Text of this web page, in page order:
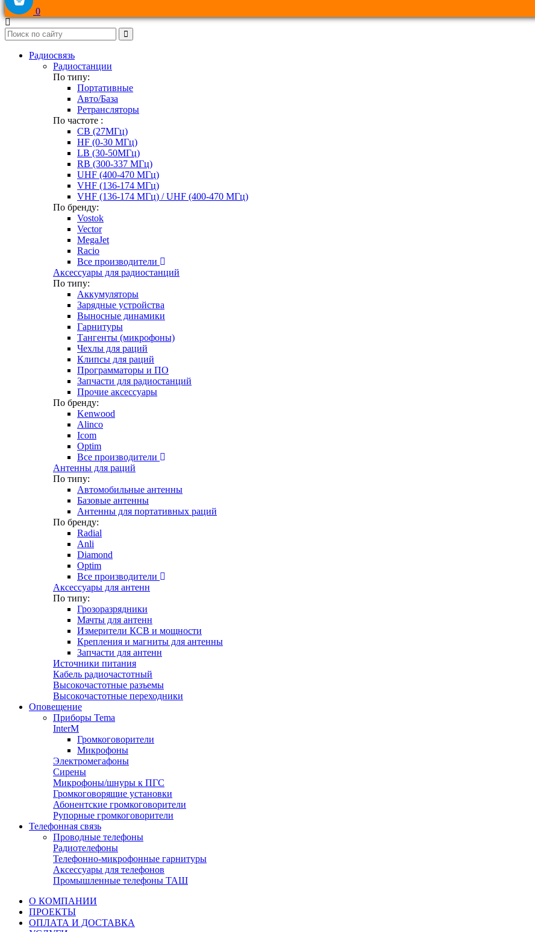
0
Радиосвязь
Радиостанции
По типу:
Портативные
Авто/База
Ретрансляторы
По частоте :
CB (27МГц)
HF (0-30 МГц)
LB (30-50МГц)
RB (300-337 МГц)
UHF (400-470 МГц)
VHF (136-174 МГц)
VHF (136-174 МГц) / UHF (400-470 МГц)
По бренду:
Vostok
Vector
MegaJet
Racio
Все производители
Аксессуары для радиостанций
По типу:
Аккумуляторы
Зарядные устройства
Выносные динамики
Гарнитуры
Тангенты (микрофоны)
Чехлы для раций
Клипсы для раций
Программаторы и ПО
Запчасти для радиостанций
Прочие аксессуары
По бренду:
Kenwood
Alinco
Icom
Optim
Все производители
Антенны для раций
По типу:
Автомобильные антенны
Базовые антенны
Антенны для портативных раций
По бренду:
Radial
Anli
Diamond
Optim
Все производители
Аксессуары для антенн
По типу:
Грозоразрядники
Мачты для антенн
Измерители КСВ и мощности
Крепления и магниты для антенны
Запчасти для антенн
Источники питания
Кабель радиочастотный
Высокочастотные разъемы
Высокочастотные переходники
Оповещение
Приборы Tema
InterM
Громкоговорители
Микрофоны
Электромегафоны
Сирены
Микрофоны/шнуры к ПГС
Громкоговорящие установки
Абонентские громкоговорители
Рупорные громкоговорители
Телефонная связь
Проводные телефоны
Радиотелефоны
Телефонно-микрофонные гарнитуры
Аксессуары для телефонов
Промышленные телефоны ТАШ
О КОМПАНИИ
ПРОЕКТЫ
ОПЛАТА И ДОСТАВКА